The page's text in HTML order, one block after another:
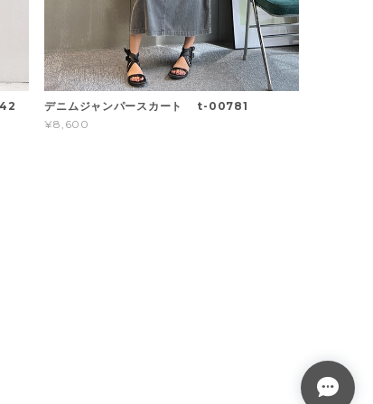
デニムジャンパースカート t-00781
¥8,600